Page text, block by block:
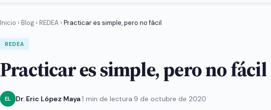
Inicio › Blog › REDEA › Practicar es simple, pero no fácil
REDEA
Practicar es simple, pero no fácil
EL Dr. Eric López Maya1 min de lectura 9 de octubre de 2020